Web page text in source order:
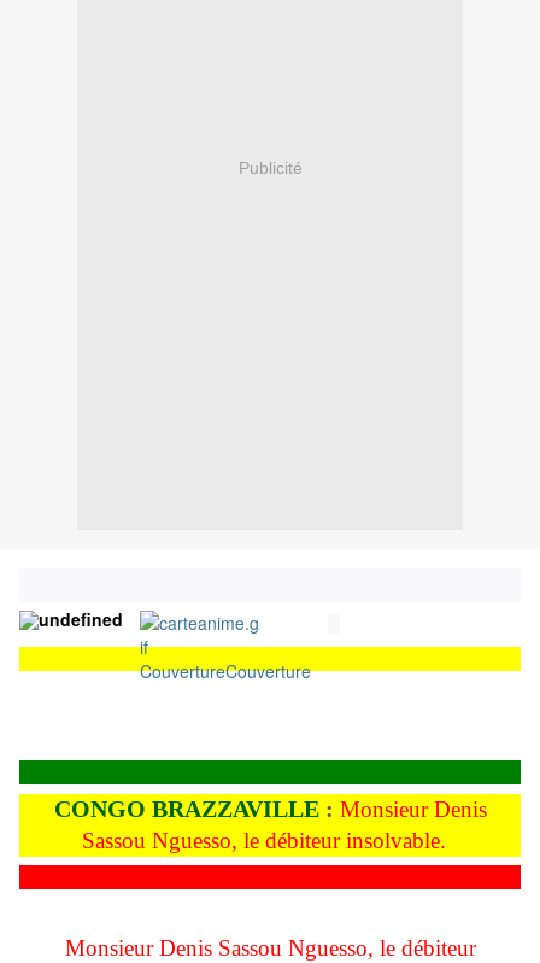
Publicité
CouvertureCouverture
CONGO BRAZZAVILLE: Monsieur Denis
Sassou Nguesso, le débiteur insolvable.
Monsieur Denis Sassou Nguesso, le débiteur